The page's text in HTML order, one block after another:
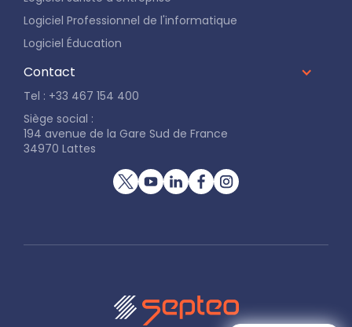
Logiciel Professionnel de l'informatique
Logiciel Éducation
Contact
Tel : +33 467 154 400
Siège social :
194 avenue de la Gare Sud de France
34970 Lattes